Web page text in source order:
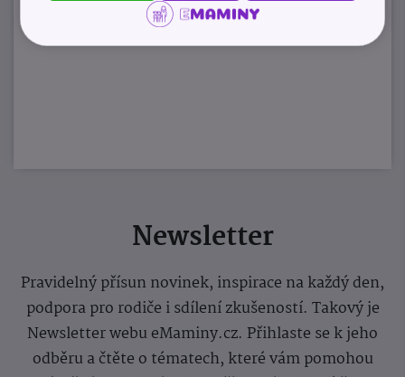
Newsletter
Pravidelný přísun novinek, inspirace na každý den,
podpora pro rodiče i sdílení zkušeností. Takový je
Newsletter webu eMaminy.cz. Přihlaste se k jeho
odběru a čtěte o tématech, které vám pomohou